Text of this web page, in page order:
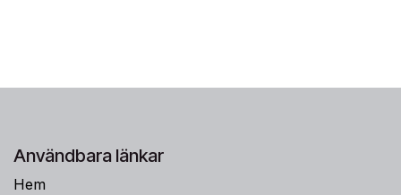
Användbara länkar
Hem